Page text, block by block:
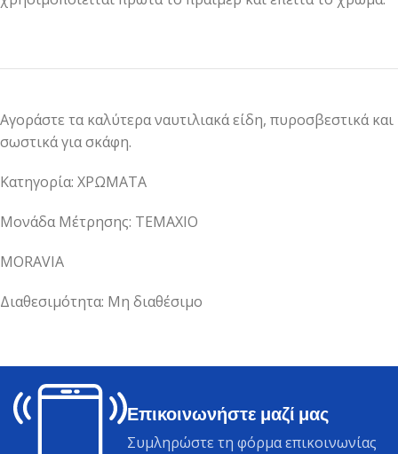
Αγοράστε τα καλύτερα ναυτιλιακά είδη, πυροσβεστικά και
σωστικά για σκάφη.
Κατηγορία: ΧΡΩΜΑΤΑ
Μονάδα Μέτρησης: ΤΕΜΑΧΙΟ
MORAVIA
Διαθεσιμότητα: Μη διαθέσιμο
Επικοινωνήστε μαζί μας
Συμληρώστε τη φόρμα επικοινωνίας